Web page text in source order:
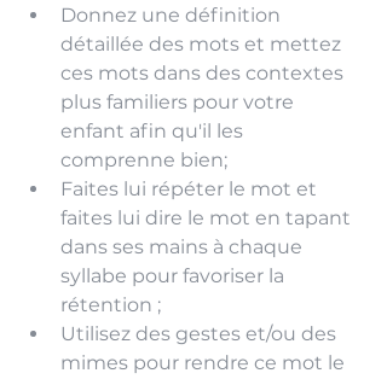
Donnez une définition
détaillée des mots et mettez
ces mots dans des contextes
plus familiers pour votre
enfant afin qu'il les
comprenne bien;
Faites lui répéter le mot et
faites lui dire le mot en tapant
dans ses mains à chaque
syllabe pour favoriser la
rétention ;
Utilisez des gestes et/ou des
mimes pour rendre ce mot le